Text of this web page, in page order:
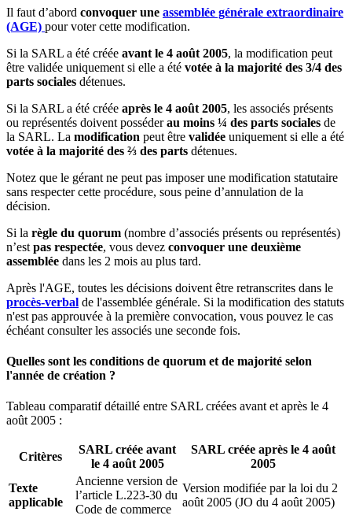
Il faut d’abord convoquer une assemblée générale extraordinaire
(AGE) pour voter cette modification.
Si la SARL a été créée avant le 4 août 2005, la modification peut
être validée uniquement si elle a été votée à la majorité des 3/4 des
parts sociales détenues.
Si la SARL a été créée après le 4 août 2005, les associés présents
ou représentés doivent posséderau moins ¼ des parts sociales de
la SARL. La modification peut être validée uniquement si elle a été
votée à la majorité des ⅔ des parts détenues.
Notez que le gérant ne peut pas imposer une modification statutaire
sans respecter cette procédure, sous peine d’annulation de la
décision.
Si la règle du quorum (nombre d’associés présents ou représentés)
n’est pas respectée, vous devez convoquer une deuxième
assemblée dans les 2 mois au plus tard.
Après l'AGE, toutes les décisions doivent être retranscrites dans le
procès-verbal de l'assemblée générale. Si la modification des statuts
n'est pas approuvée à la première convocation, vous pouvez le cas
échéant consulter les associés une seconde fois.
Quelles sont les conditions de quorum et de majorité selon
l'année de création ?
Tableau comparatif détaillé entre SARL créées avant et après le 4
août 2005 :
Critères
SARL créée avant
le 4 août 2005
SARL créée après le 4 août
2005
Texte
applicable
Ancienne version de
l’article L.223-30 du
Code de commerce
Version modifiée par la loi du 2
août 2005 (JO du 4 août 2005)